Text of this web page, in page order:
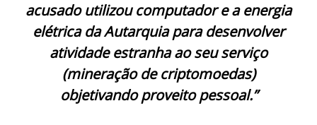
acusado utilizou computador e a energia
elétrica da Autarquia para desenvolver
atividade estranha ao seu serviço
(mineração de criptomoedas)
objetivando proveito pessoal.”